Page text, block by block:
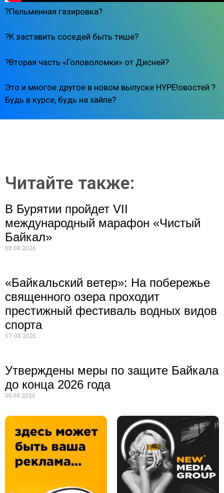
?Пельменная газировка?
?К заставить соседей быть тише?
?Вторая часть «Головоломки» от Дисней?
Это и многое другое в новом выпуске HYPE!овостей ?
Будь в курсе, будь на хайпе?
Читайте также:
В Бурятии пройдет VII
международный марафон «Чистый
Байкал»
08.08.2026
«Байкальский ветер»: На побережье
священного озера проходит
престижный фестиваль водных видов
спорта
07.08.2026
Утверждены меры по защите Байкала
до конца 2026 года
06.08.2026